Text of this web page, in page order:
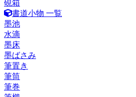
硯箱
書道小物 一覧
墨池
水滴
墨床
墨ばさみ
筆置き
筆筒
筆巻